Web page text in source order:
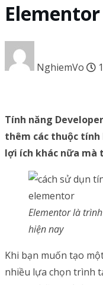
Elementor
NghiemVo
Tính năng
thêm các thuộc tính
lợi ích khác nữa mà
Elementor là
hiện nay
Khi bạn muốn tạo
nhiều lựa chọn trình